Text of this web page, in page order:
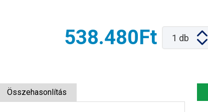
538.480Ft 1 db
Összehasonlítás